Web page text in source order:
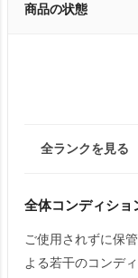
商品の状態
全ランクを見る
全体コンディショ
ご使用されずに保
よる若干のコンデ